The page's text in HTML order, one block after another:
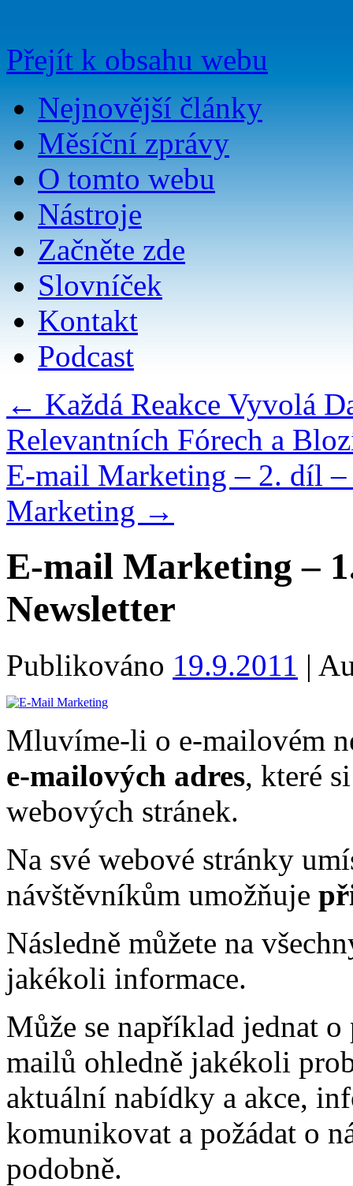
Přejít k obsahu webu
Nejnovější články
Měsíční zprávy
O tomto webu
Nástroje
Začněte zde
Slovníček
Kontakt
Podcast
← Každá Reakce Vyvolá
Relevantních Fórech a
E-mail Marketing – 2. díl
Marketing →
E-mail Marketing –
Newsletter
Publikováno 19.9.2011 |
Mluvíme-li o e-mailovém
e-mailových adres, které
webových stránek.
Na své webové stránky
návštěvníkům umožňuje
Následně můžete na
jakékoli informace.
Může se například jednat
mailů ohledně jakékoli
aktuální nabídky a akce,
komunikovat a požádat o
podobně.